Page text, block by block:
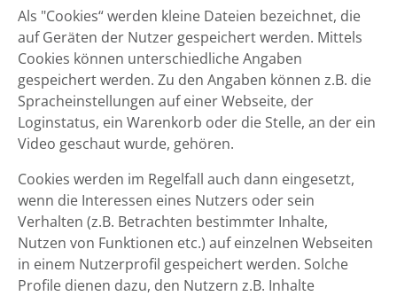
Als "Cookies“ werden kleine Dateien bezeichnet, die
auf Geräten der Nutzer gespeichert werden. Mittels
Cookies können unterschiedliche Angaben
gespeichert werden. Zu den Angaben können z.B. die
Spracheinstellungen auf einer Webseite, der
Loginstatus, ein Warenkorb oder die Stelle, an der ein
Video geschaut wurde, gehören.
Cookies werden im Regelfall auch dann eingesetzt,
wenn die Interessen eines Nutzers oder sein
Verhalten (z.B. Betrachten bestimmter Inhalte,
Nutzen von Funktionen etc.) auf einzelnen Webseiten
in einem Nutzerprofil gespeichert werden. Solche
Profile dienen dazu, den Nutzern z.B. Inhalte